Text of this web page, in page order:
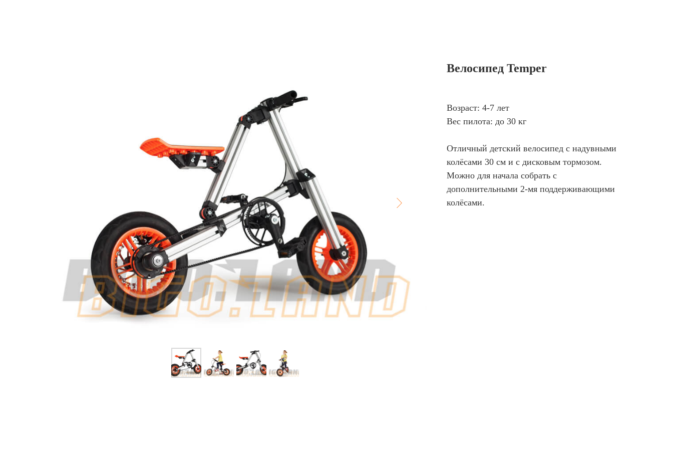
Велосипед Temper
Возраст: 4-7 лет
Вес пилота: до 30 кг
Отличный детский велосипед с надувными
колёсами 30 см и с дисковым тормозом.
Можно для начала собрать с
дополнительными 2-мя поддерживающими
колёсами.